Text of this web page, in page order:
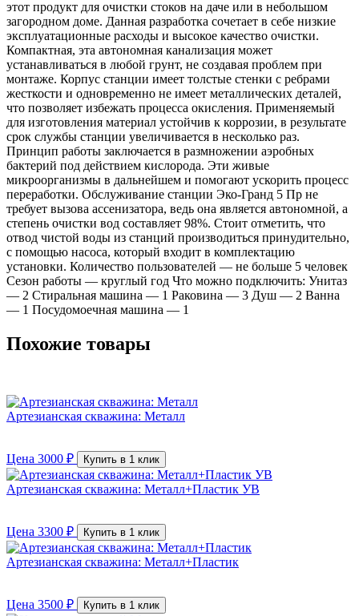
этот продукт для очистки стоков на даче или в небольшом
загородном доме. Данная разработка сочетает в себе низкие
эксплуатационные расходы и высокое качество очистки.
Компактная, эта автономная канализация может
устанавливаться в любой грунт, не создавая проблем при
монтаже. Корпус станции имеет толстые стенки с ребрами
жесткости и одновременно не имеет металлических деталей,
что позволяет избежать процесса окисления. Применяемый
для изготовления материал устойчив к коррозии, в результате
срок службы станции увеличивается в несколько раз.
Принцип работы заключается в размножении аэробных
бактерий под действием кислорода. Эти живые
микроорганизмы в дальнейшем и помогают ускорить процесс
переработки. Обслуживание станции Эко-Гранд 5 Пр не
требует вызова ассенизатора, ведь она является автономной, а
степень очистки вод составляет 98%. Стоит отметить, что
отвод чистой воды из станций производиться принудительно,
с помощью насоса, который входит в комплектацию
установки. Количество пользователей — не больше 5 человек
Сезон работы — круглый год Что можно подключить: Унитаз
— 2 Стиральная машина — 1 Раковина — 3 Душ — 2 Ванна
— 1 Посудомоечная машина — 1
Похожие товары
Артезианская скважина: Металл
Цена 3000 ₽ Купить в 1 клик
Артезианская скважина: Металл+Пластик УВ
Цена 3300 ₽ Купить в 1 клик
Артезианская скважина: Металл+Пластик
Цена 3500 ₽ Купить в 1 клик